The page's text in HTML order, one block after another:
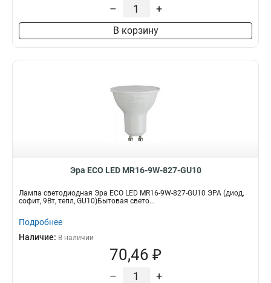
– +
В корзину
Эра ECO LED MR16-9W-827-GU10
Лампа светодиодная Эра ECO LED MR16-9W-827-GU10 ЭРА (диод,
софит, 9Вт, тепл, GU10)Бытовая свето...
Подробнее
Наличие: В наличии
70,46 ₽
– +